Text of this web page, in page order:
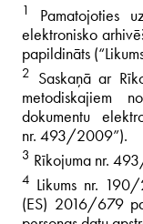
1
Pamatojoties
elektronisko
papildināts
2
Saskaņā ar
metodiskajiem
dokumentu
nr. 493/2009”).
3 Rīkojuma nr.
4 Likums nr.
(ES) 2016/679